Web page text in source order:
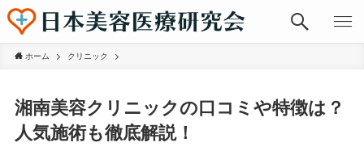
ホーム クリニック
湘南美容クリニックの口コミや特徴は？
人気施術も徹底解説！